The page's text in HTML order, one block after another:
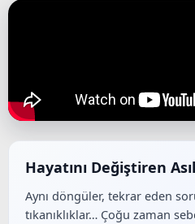
Hayatını Değiştiren
Aynı döngüler, tekrar eden
tıkanıklıklar… Çoğu zaman